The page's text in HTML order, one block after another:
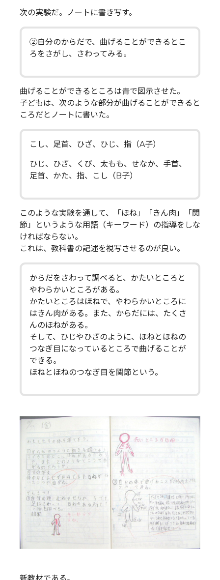
次の実験だ。ノートに書き写す。
②自分のからだで、曲げることができるとこ
ろをさがし、さわってみる。
曲げることができるところは青で図示させた。
子どもは、次のような部分が曲げることができると
ころだとノートに書いた。
こし、足首、ひざ、ひじ、指（A子）
ひじ、ひざ、くび、太もも、せなか、手首、
足首、かた、指、こし（B子）
このような実験を通して、「ほね」「きん肉」「関
節」というような用語（キーワード）の指導をしな
ければならない。
これは、教科書の記述を視写させるのが良い。
からだをさわって調べると、かたいところと
やわらかいところがある。
かたいところはほねで、やわらかいところに
はきん肉がある。また、からだには、たくさ
んのほねがある。
そして、ひじやひざのように、ほねとほねの
つなぎ目になっているところで曲げることが
できる。
ほねとほねのつなぎ目を関節という。